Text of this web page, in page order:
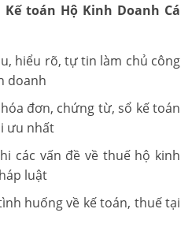
toán Hộ Kinh Doanh Cá
hiểu rõ, tự tin làm chủ công
doanh
đơn, chứng từ, sổ kế toán
ưu nhất
các vấn đề về thuế hộ kinh
luật
huống về kế toán, thuế tại